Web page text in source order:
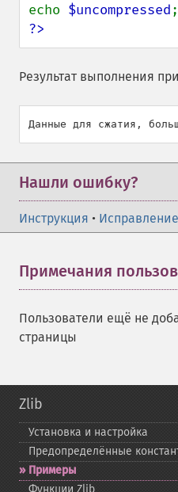
echo $uncompressed
?>
Результат выполнения
Нашли ошибку?
Инструкция • Исправление
Примечания
Пользователи ещё не
страницы
Zlib
Установка и настройка
Предопределённые
Примеры
Функции Zlib